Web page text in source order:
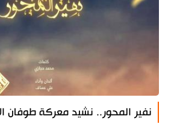
نفير المحور.. نشيد معركة طوفان